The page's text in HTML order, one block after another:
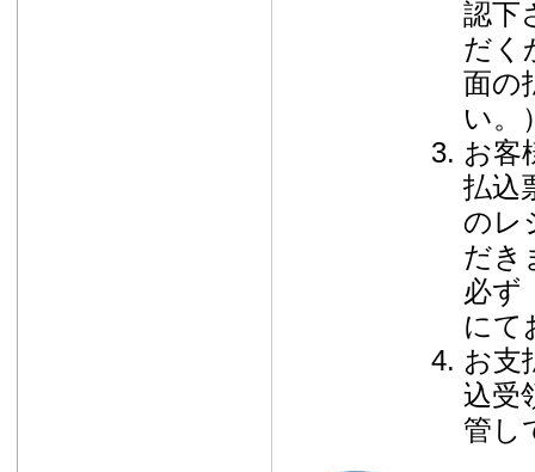
認下
だく
面の
い。
お客
払込
のレ
だき
必ず
にて
お支
込受
管し